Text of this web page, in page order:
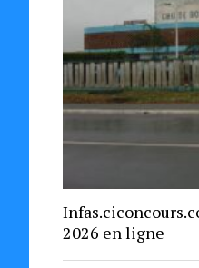
2026 en ligne